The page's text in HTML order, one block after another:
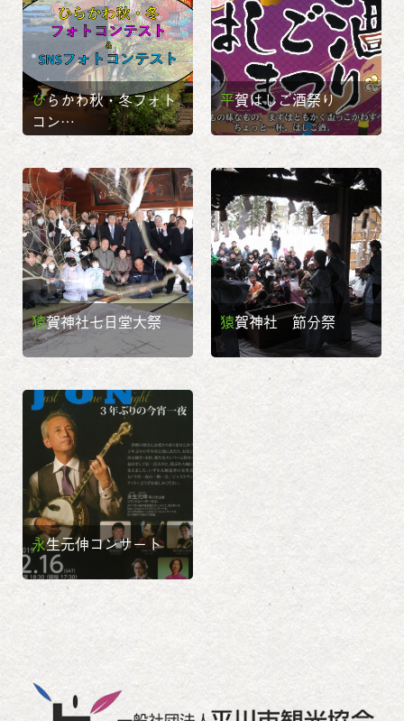
ひらかわ秋・冬フォト
コン…
平賀はしご酒祭り
猿賀神社七日堂大祭 猿賀神社 節分祭
永生元伸コンサート